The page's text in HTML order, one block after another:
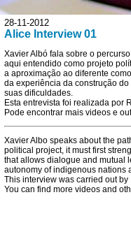
28-11-2012
Alice Interview 01
Xavier Albó fala sobre o
aqui entendido como projeto
a aproximação ao diferente
da experiência da construção
suas dificuldades.
Esta entrevista foi realizada por
Pode encontrar mais videos e
Xavier Albo speaks about the
political project, it must first
that allows dialogue and mutual
autonomy of indigenous nations
This interview was carried out
You can find more videos and